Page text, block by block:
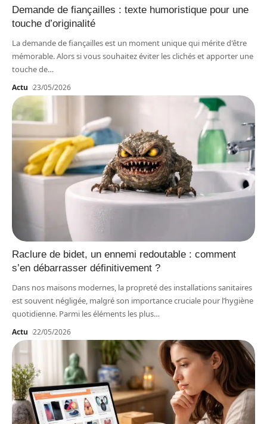
Demande de fiançailles : texte humoristique pour une
touche d’originalité
La demande de fiançailles est un moment unique qui mérite d'être
mémorable. Alors si vous souhaitez éviter les clichés et apporter une
touche de…
Actu 23/05/2026
Raclure de bidet, un ennemi redoutable : comment
s’en débarrasser définitivement ?
Dans nos maisons modernes, la propreté des installations sanitaires
est souvent négligée, malgré son importance cruciale pour l’hygiène
quotidienne. Parmi les éléments les plus…
Actu 22/05/2026